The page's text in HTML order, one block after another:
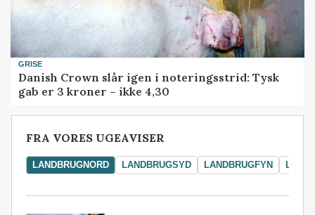
GRISE
Danish Crown slår igen i noteringsstrid: Tysk
gab er 3 kroner – ikke 4,30
FRA VORES UGEAVISER
LANDBRUGNORD LANDBRUGSYD LANDBRUGFYN